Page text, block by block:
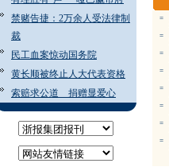
禁赌告捷：2万余人受法律制
裁
民工血案惊动国务院
黄长顺被终止人大代表资格
索赔求公道 捐赠显爱心
=
=
=
=
=
=
=
=